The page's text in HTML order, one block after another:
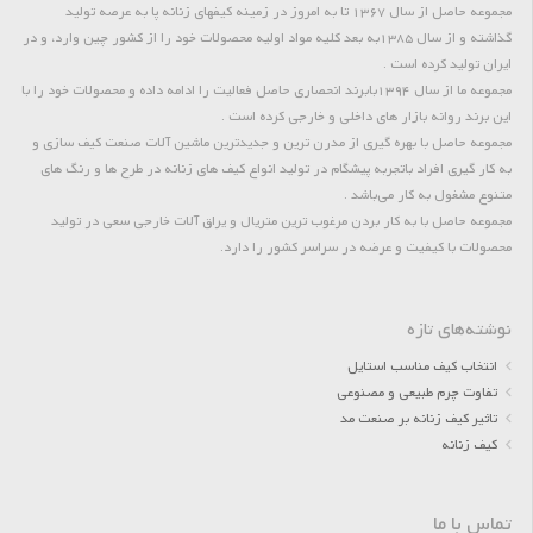
مجموعه حاصل از سال 1367 تا به امروز در زمینه کیفهای زنانه پا به عرصه تولید
گذاشته و از سال 1385به بعد کلیه مواد اولیه محصولات خود را از کشور چین وارد، و در
ایران تولید کرده است .
مجموعه ما از سال 1394بابرند انحصاری حاصل فعالیت را ادامه داده و محصولات خود را با
این برند روانه بازار های داخلی و خارجی کرده است .
مجموعه حاصل با بهره گیری از مدرن ترین و جدیدترین ماشین آلات صنعت کیف سازی و
به کار گیری افراد باتجربه پیشگام در تولید انواع کیف های زنانه در طرح ها و رنگ های
متنوع مشغول به کار می‌باشد .
مجموعه حاصل با به کار بردن مرغوب ترین متریال و یراق آلات خارجی سعی در تولید
محصولات با کیفیت و عرضه در سراسر کشور را دارد.
نوشته‌های تازه
انتخاب کیف مناسب استایل
تفاوت چرم طبیعی و مصنوعی
تاثیر کیف زنانه بر صنعت مد
کیف زنانه
تماس با ما